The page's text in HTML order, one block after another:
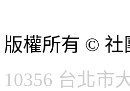
版權所有 © 社
10356 台北市